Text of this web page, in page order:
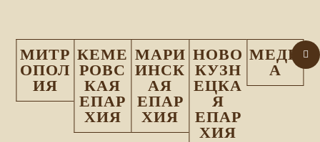
МИТР
ОПОЛ
ИЯ
КЕМЕ
РОВС
КАЯ
ЕПАР
ХИЯ
МАРИ
ИНСК
АЯ
ЕПАР
ХИЯ
НОВО
КУЗН
ЕЦКА
Я
ЕПАР
ХИЯ
МЕДИ
А